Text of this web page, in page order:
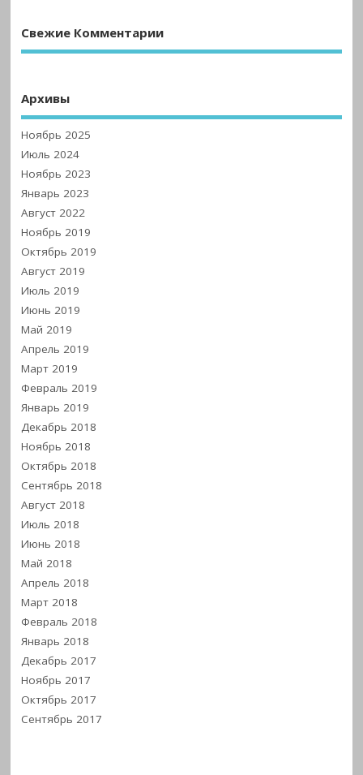
Свежие Комментарии
Архивы
Ноябрь 2025
Июль 2024
Ноябрь 2023
Январь 2023
Август 2022
Ноябрь 2019
Октябрь 2019
Август 2019
Июль 2019
Июнь 2019
Май 2019
Апрель 2019
Март 2019
Февраль 2019
Январь 2019
Декабрь 2018
Ноябрь 2018
Октябрь 2018
Сентябрь 2018
Август 2018
Июль 2018
Июнь 2018
Май 2018
Апрель 2018
Март 2018
Февраль 2018
Январь 2018
Декабрь 2017
Ноябрь 2017
Октябрь 2017
Сентябрь 2017